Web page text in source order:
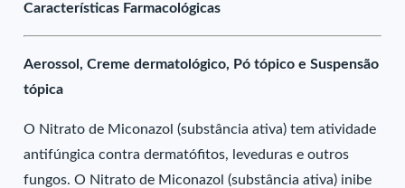
Características Farmacológicas
Aerossol, Creme dermatológico, Pó tópico e Suspensão
tópica
O Nitrato de Miconazol (substância ativa) tem atividade
antifúngica contra dermatófitos, leveduras e outros
fungos. O Nitrato de Miconazol (substância ativa) inibe